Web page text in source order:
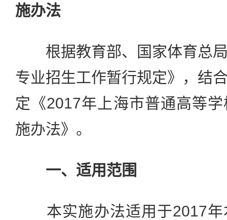
施办法
根据教育部、国家体育总局
专业招生工作暂行规定》，结
定《2017年上海市普通高等
施办法》。
一、适用范围
本实施办法适用于2017年